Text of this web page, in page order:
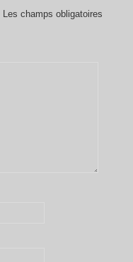
Les champs obligatoires